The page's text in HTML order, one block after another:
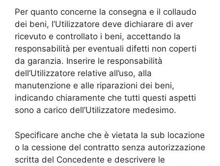
Per quanto concerne la consegna e il collaudo
dei beni, l’Utilizzatore deve dichiarare di aver
ricevuto e controllato i beni, accettando la
responsabilità per eventuali difetti non coperti
da garanzia. Inserire le responsabilità
dell’Utilizzatore relative all’uso, alla
manutenzione e alle riparazioni dei beni,
indicando chiaramente che tutti questi aspetti
sono a carico dell’Utilizzatore medesimo.
Specificare anche che è vietata la sub locazione
o la cessione del contratto senza autorizzazione
scritta del Concedente e descrivere le